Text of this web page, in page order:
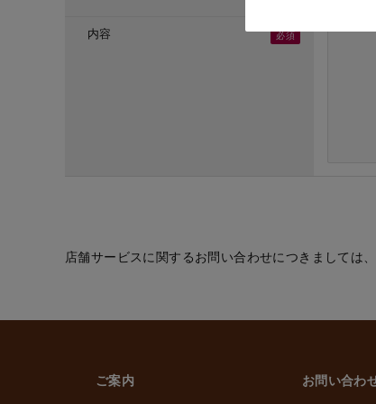
(６) お取引先の
・(１)～(７)
3. 個人情報
内容
店舗サービスに関するお問い合わせにつきましては
ご案内 お問い合わ